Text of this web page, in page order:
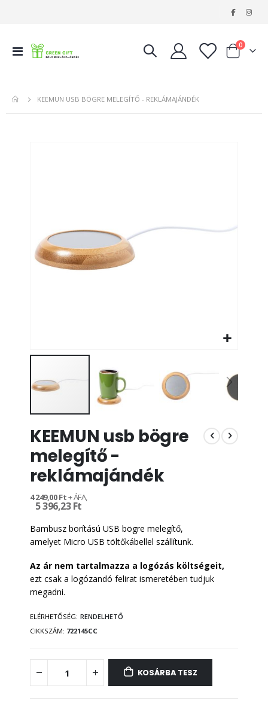
Navigáció
Kosár
0tételeket
KEEMUN USB BÖGRE MELEGÍTŐ - REKLÁMAJÁNDÉK
a
képgaléria
elejére
KEEMUN usb bögre
melegítő -
reklámajándék
5 396,23 Ft
4 249,00 Ft
Bambusz borítású USB bögre melegítő,
amelyet Micro USB töltőkábellel szállítunk.
Az ár nem tartalmazza a logózás költségeit,
ezt csak a logózandó felirat ismeretében tudjuk
megadni.
ELÉRHETŐSÉG: RENDELHETŐ
CIKKSZÁM 722145CC
KOSÁRBA TESZ